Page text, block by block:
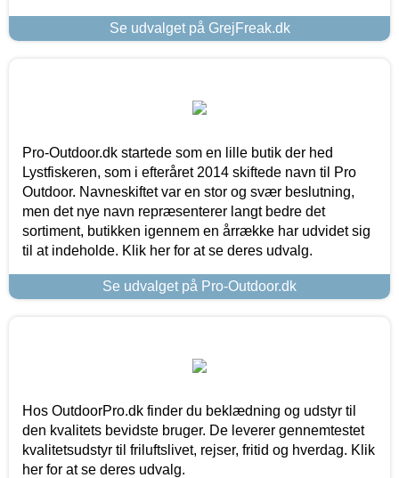
Se udvalget på GrejFreak.dk
Pro-Outdoor.dk startede som en lille butik der hed
Lystfiskeren, som i efteråret 2014 skiftede navn til Pro
Outdoor. Navneskiftet var en stor og svær beslutning,
men det nye navn repræsenterer langt bedre det
sortiment, butikken igennem en årrække har udvidet sig
til at indeholde. Klik her for at se deres udvalg.
Se udvalget på Pro-Outdoor.dk
Hos OutdoorPro.dk finder du beklædning og udstyr til
den kvalitets bevidste bruger. De leverer gennemtestet
kvalitetsudstyr til friluftslivet, rejser, fritid og hverdag. Klik
her for at se deres udvalg.